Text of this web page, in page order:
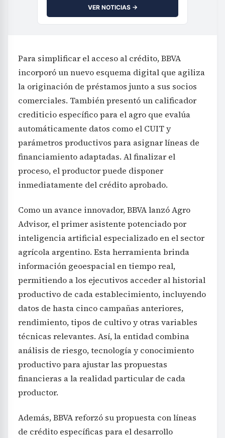
VER NOTICIAS →
Para simplificar el acceso al crédito, BBVA
incorporó un nuevo esquema digital que agiliza
la originación de préstamos junto a sus socios
comerciales. También presentó un calificador
crediticio específico para el agro que evalúa
automáticamente datos como el CUIT y
parámetros productivos para asignar líneas de
financiamiento adaptadas. Al finalizar el
proceso, el productor puede disponer
inmediatamente del crédito aprobado.
Como un avance innovador, BBVA lanzó Agro
Advisor, el primer asistente potenciado por
inteligencia artificial especializado en el sector
agrícola argentino. Esta herramienta brinda
información geoespacial en tiempo real,
permitiendo a los ejecutivos acceder al historial
productivo de cada establecimiento, incluyendo
datos de hasta cinco campañas anteriores,
rendimiento, tipos de cultivo y otras variables
técnicas relevantes. Así, la entidad combina
análisis de riesgo, tecnología y conocimiento
productivo para ajustar las propuestas
financieras a la realidad particular de cada
productor.
Además, BBVA reforzó su propuesta con líneas
de crédito específicas para el desarrollo